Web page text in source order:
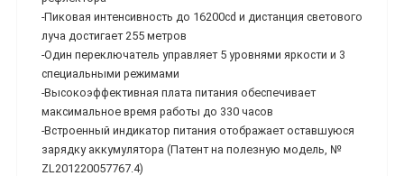
-Пиковая интенсивность до 16200cd и дистанция светового
луча достигает 255 метров
-Один переключатель управляет 5 уровнями яркости и 3
специальными режимами
-Высокоэффективная плата питания обеспечивает
максимальное время работы до 330 часов
-Встроенный индикатор питания отображает оставшуюся
зарядку аккумулятора (Патент на полезную модель, №
ZL201220057767.4)